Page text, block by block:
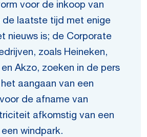
voor de inkoop van
laatste tijd met enige
nieuws is; de Corporate
zoals Heineken,
Akzo, zoeken in de pers
aangaan van een
de afname van
afkomstig van een
windpark.